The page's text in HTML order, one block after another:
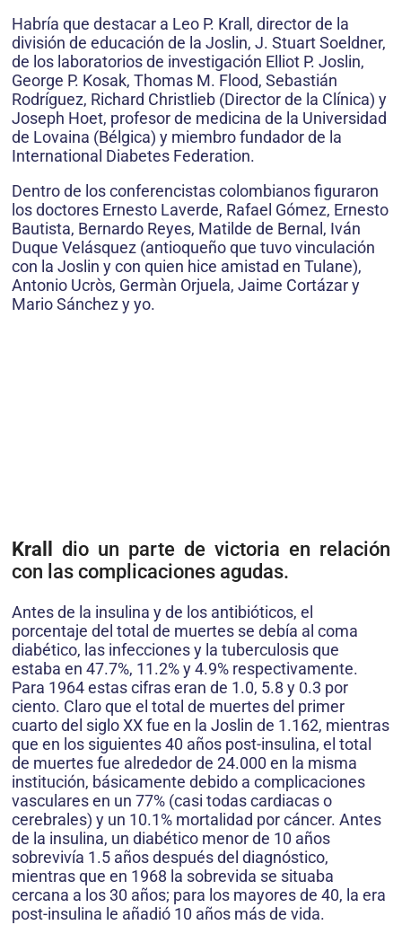
Habría que destacar a Leo P. Krall, director de la
división de educación de la Joslin, J. Stuart Soeldner,
de los laboratorios de investigación Elliot P. Joslin,
George P. Kosak, Thomas M. Flood, Sebastián
Rodríguez, Richard Christlieb (Director de la Clínica) y
Joseph Hoet, profesor de medicina de la Universidad
de Lovaina (Bélgica) y miembro fundador de la
International Diabetes Federation.
Dentro de los conferencistas colombianos figuraron
los doctores Ernesto Laverde, Rafael Gómez, Ernesto
Bautista, Bernardo Reyes, Matilde de Bernal, Iván
Duque Velásquez (antioqueño que tuvo vinculación
con la Joslin y con quien hice amistad en Tulane),
Antonio Ucròs, Germàn Orjuela, Jaime Cortázar y
Mario Sánchez y yo.
Krall dio un parte de victoria en relación
con las complicaciones agudas.
Antes de la insulina y de los antibióticos, el
porcentaje del total de muertes se debía al coma
diabético, las infecciones y la tuberculosis que
estaba en 47.7%, 11.2% y 4.9% respectivamente.
Para 1964 estas cifras eran de 1.0, 5.8 y 0.3 por
ciento. Claro que el total de muertes del primer
cuarto del siglo XX fue en la Joslin de 1.162, mientras
que en los siguientes 40 años post-insulina, el total
de muertes fue alrededor de 24.000 en la misma
institución, básicamente debido a complicaciones
vasculares en un 77% (casi todas cardiacas o
cerebrales) y un 10.1% mortalidad por cáncer. Antes
de la insulina, un diabético menor de 10 años
sobrevivía 1.5 años después del diagnóstico,
mientras que en 1968 la sobrevida se situaba
cercana a los 30 años; para los mayores de 40, la era
post-insulina le añadió 10 años más de vida.